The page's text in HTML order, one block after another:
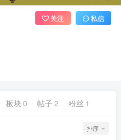
关注 私信
板块 0 帖子 2 粉丝 1
排序